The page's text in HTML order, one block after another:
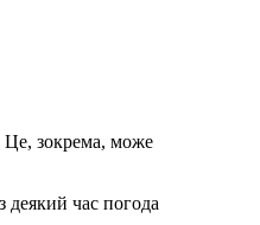
Це, зокрема, може
час погода